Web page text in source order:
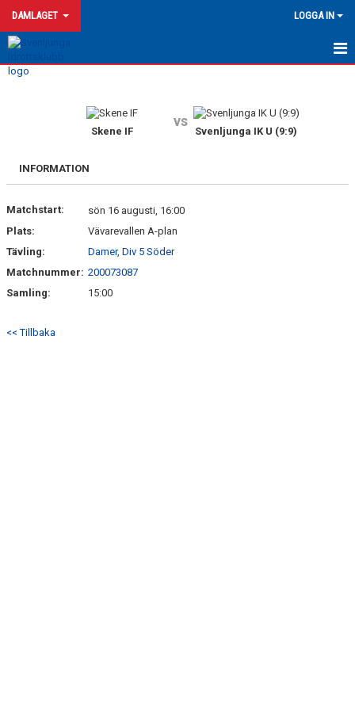
DAMLAGET LOGGA IN
HEM
MATCHER
BILDGALLERI
TRUPPEN
Skene IF
vs
Svenljunga IK U (9:9)
INFORMATION
Matchstart:
sön 16 augusti, 16:00
Plats:
Vävarevallen A-plan
Tävling:
Damer, Div 5 Söder
Matchnummer: 200073087
Samling:
15:00
<< Tillbaka